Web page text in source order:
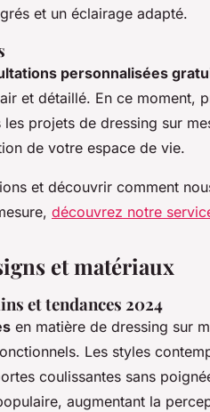
et un éclairage adapté.
personnalisées
et détaillé. En ce moment,
projets de dressing sur
de votre espace de vie.
et découvrir comment
découvrez notre
et matériaux
et tendances 2024
en matière de dressing sur
Les styles
coulissantes sans
augmentant la